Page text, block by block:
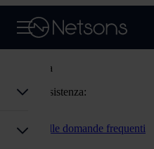
Assistenza
Codice assistenza:
Torna alle domande frequenti